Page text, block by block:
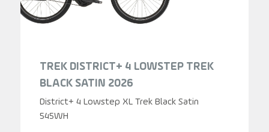
TREK DISTRICT+ 4 LOWSTEP TREK
BLACK SATIN 2026
District+ 4 Lowstep XL Trek Black Satin
545WH